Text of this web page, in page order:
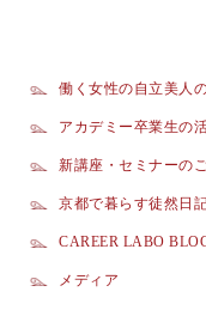
働く女性の自立美人
アカデミー卒業生の
新講座・セミナーの
京都で暮らす徒然日
CAREER LABO
メディア